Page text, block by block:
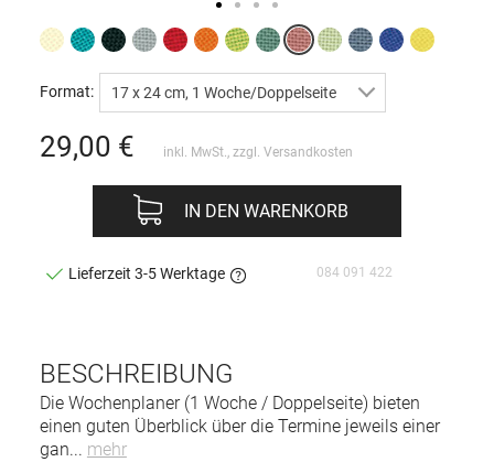
BESCHREIBUNG
Die Wochenplaner (1 Woche / Doppelseite) bieten
einen guten Überblick über die Termine jeweils einer
gan... mehr
Format: 17 x 24 cm, 1 Woche/Doppelseite
29,00 € inkl. MwSt., zzgl. Versandkosten
IN DEN WARENKORB
Lieferzeit 3-5 Werktage 084 091 422